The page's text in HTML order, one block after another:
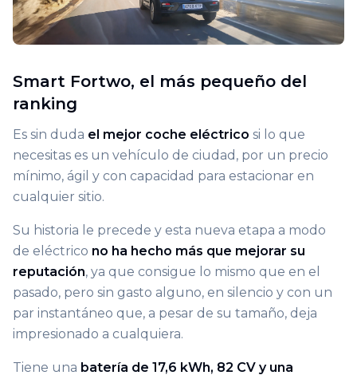
Smart Fortwo, el más pequeño del
ranking
Es sin duda el mejor coche eléctrico si lo que
necesitas es un vehículo de ciudad, por un precio
mínimo, ágil y con capacidad para estacionar en
cualquier sitio.
Su historia le precede y esta nueva etapa a modo
de eléctrico no ha hecho más que mejorar su
reputación, ya que consigue lo mismo que en el
pasado, pero sin gasto alguno, en silencio y con un
par instantáneo que, a pesar de su tamaño, deja
impresionado a cualquiera.
Tiene una batería de 17,6 kWh, 82 CV y una